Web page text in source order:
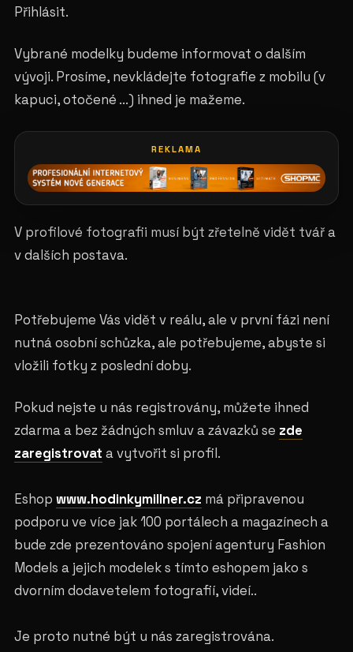
Přihlásit.
Vybrané modelky budeme informovat o dalším
vývoji. Prosíme, nevkládejte fotografie z mobilu (v
kapuci, otočené ...) ihned je mažeme.
REKLAMA
V profilové fotografii musí být zřetelně vidět tvář a
v dalších postava.
Potřebujeme Vás vidět v reálu, ale v první fázi není
nutná osobní schůzka, ale potřebujeme, abyste si
vložili fotky z poslední doby.
Pokud nejste u nás registrovány, můžete ihned
zdarma a bez žádných smluv a závazků se zde
zaregistrovat a vytvořit si profil.
Eshop www.hodinkymillner.cz má připravenou
podporu ve více jak 100 portálech a magazínech a
bude zde prezentováno spojení agentury Fashion
Models a jejich modelek s tímto eshopem jako s
dvorním dodavetelem fotografií, videí..
Je proto nutné být u nás zaregistrována.